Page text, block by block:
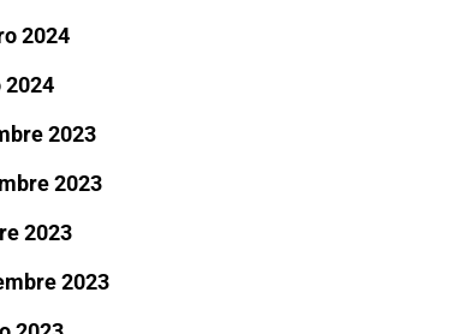
2024
2024
2023
2023
2023
2023